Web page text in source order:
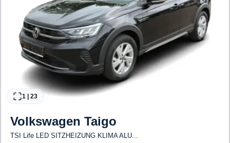
1 23
Volkswagen Taigo
TSI Life LED SITZHEIZUNG KLIMA ALU...